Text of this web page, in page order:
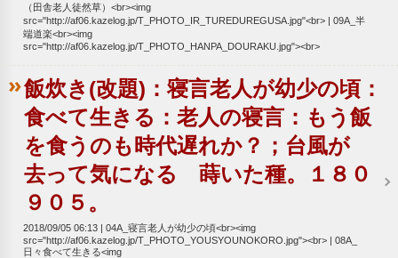
（田舎老人徒然草）<br><img
src="http://af06.kazelog.jp/T_PHOTO_IR_TUREDUREGUSA.jpg"<br>
09A_半
端道楽<br><img
src="http://af06.kazelog.jp/T_PHOTO_HANPA_DOURAKU.jpg"><br>
飯炊き(改題)：寝言老人が幼少の頃：
食べて生きる：老人の寝言：もう飯
を食うのも時代遅れか？；台風が
去って気になる 蒔いた種。１８０
９０５。
2018/09/05 06:13
04A_寝言老人が幼少の頃<br><img
src="http://af06.kazelog.jp/T_PHOTO_YOUSYOUNOKORO.jpg"><br>
08A_
日々食べて生きる<img